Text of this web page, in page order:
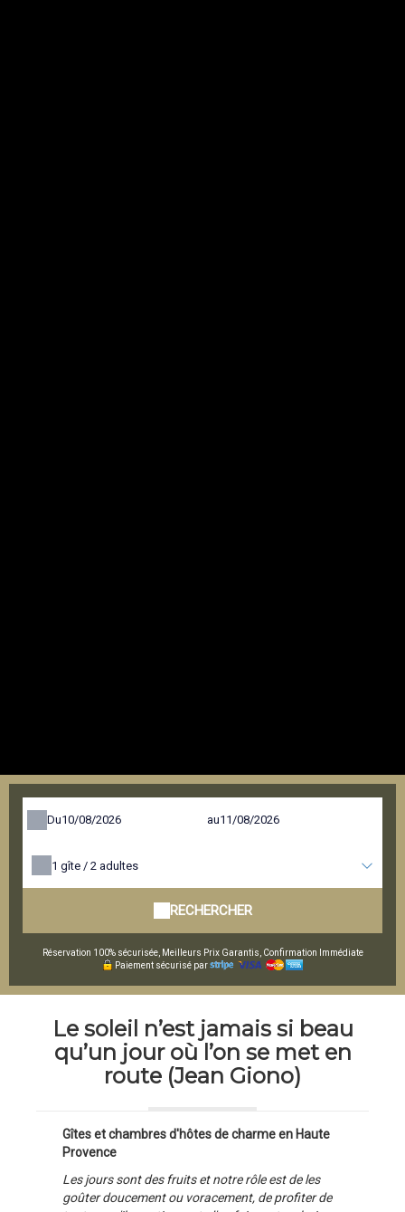
Du au
1 gîte / 2 adultes
RECHERCHER
Réservation 100% sécurisée, Meilleurs Prix Garantis, Confirmation Immédiate
Paiement sécurisé par
Le soleil n’est jamais si beau
qu’un jour où l’on se met en
route (Jean Giono)
Gîtes et chambres d'hôtes de charme en Haute
Provence
Les jours sont des fruits et notre rôle est de les
goûter doucement ou voracement, de profiter de